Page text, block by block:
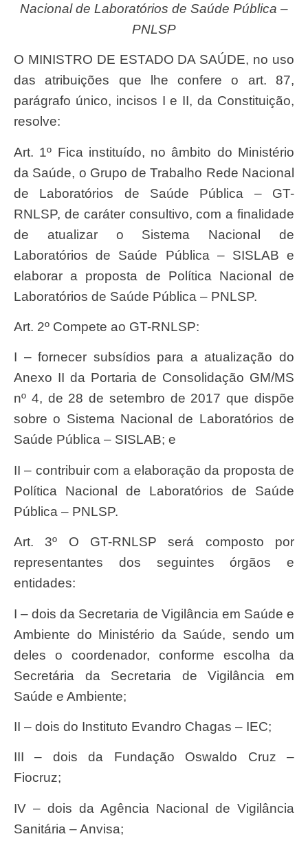
Nacional de Laboratórios de Saúde Pública –
PNLSP
O MINISTRO DE ESTADO DA SAÚDE, no uso
das atribuições que lhe confere o art. 87,
parágrafo único, incisos I e II, da Constituição,
resolve:
Art. 1º Fica instituído, no âmbito do Ministério
da Saúde, o Grupo de Trabalho Rede Nacional
de Laboratórios de Saúde Pública – GT-
RNLSP, de caráter consultivo, com a finalidade
de atualizar o Sistema Nacional de
Laboratórios de Saúde Pública – SISLAB e
elaborar a proposta de Política Nacional de
Laboratórios de Saúde Pública – PNLSP.
Art. 2º Compete ao GT-RNLSP:
I – fornecer subsídios para a atualização do
Anexo II da Portaria de Consolidação GM/MS
nº 4, de 28 de setembro de 2017 que dispõe
sobre o Sistema Nacional de Laboratórios de
Saúde Pública – SISLAB; e
II – contribuir com a elaboração da proposta de
Política Nacional de Laboratórios de Saúde
Pública – PNLSP.
Art. 3º O GT-RNLSP será composto por
representantes dos seguintes órgãos e
entidades:
I – dois da Secretaria de Vigilância em Saúde e
Ambiente do Ministério da Saúde, sendo um
deles o coordenador, conforme escolha da
Secretária da Secretaria de Vigilância em
Saúde e Ambiente;
II – dois do Instituto Evandro Chagas – IEC;
III – dois da Fundação Oswaldo Cruz –
Fiocruz;
IV – dois da Agência Nacional de Vigilância
Sanitária – Anvisa;